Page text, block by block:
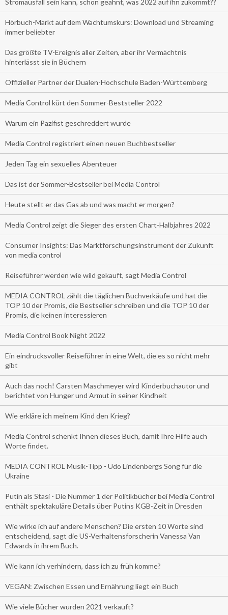
Stromausfall sein kann, schon geahnt, was 2022 auf ihn zukommt??
Hörbuch-Markt auf dem Wachtumskurs: Download und Streaming
immer beliebter
Das größte TV-Ereignis aller Zeiten, aber ihr Vermächtnis
hinterlässt sie in Büchern
Offizieller Partner der Dualen-Hochschule Baden-Württemberg
Media Control kürt den Sommer-Beststeller 2022
Warum ein Pazifist geschreddert wurde
Media Control registriert einen neuen Buchbestseller
Jeden Tag ein sexuelles Abenteuer
Das ist der Sommer-Bestseller bei Media Control
Heute stellt er das Gas ab und was macht er morgen?
Media Control zeigt die Sieger des ersten Chart-Halbjahres 2022
Consumer Insights: Das Marktforschungsinstrument der Zukunft
von media control
Reiseführer werden wie wild gekauft, sagt Media Control
MEDIA CONTROL zählt die täglichen Buchverkäufe und hat die
TOP 10 der Promis, die Bestseller schreiben und die TOP 10 der
Promis, die keinen interessieren
Media Control Book Night 2022
Ein eindrucksvoller Reiseführer in eine Welt, die es so nicht mehr
gibt
Auch das noch! Carsten Maschmeyer wird Kinderbuchautor und
berichtet von Hunger und Armut in seiner Kindheit
Wie erkläre ich meinem Kind den Krieg?
Media Control schenkt Ihnen dieses Buch, damit Ihre Hilfe auch
Worte findet.
MEDIA CONTROL Musik-Tipp - Udo Lindenbergs Song für die
Ukraine
Putin als Stasi - Die Nummer 1 der Politikbücher bei Media Control
enthält spektakuläre Details über Putins KGB-Zeit in Dresden
Wie wirke ich auf andere Menschen? Die ersten 10 Worte sind
entscheidend, sagt die US-Verhaltensforscherin Vanessa Van
Edwards in ihrem Buch.
Wie kann ich verhindern, dass ich zu früh komme?
VEGAN: Zwischen Essen und Ernährung liegt ein Buch
Wie viele Bücher wurden 2021 verkauft?